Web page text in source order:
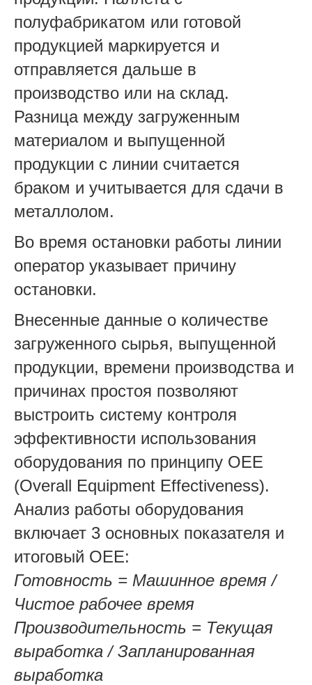
полуфабрикатом или готовой
продукцией маркируется и
отправляется дальше в
производство или на склад.
Разница между загруженным
материалом и выпущенной
продукции с линии считается
браком и учитывается для сдачи в
металлолом.
Во время остановки работы линии
оператор указывает причину
остановки.
Внесенные данные о количестве
загруженного сырья, выпущенной
продукции, времени производства и
причинах простоя позволяют
выстроить систему контроля
эффективности использования
оборудования по принципу OEE
(Overall Equipment Effectiveness).
Анализ работы оборудования
включает 3 основных показателя и
итоговый ОЕЕ:
Готовность = Машинное время /
Чистое рабочее время
Производительность = Текущая
выработка / Запланированная
выработка